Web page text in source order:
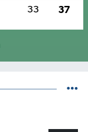
33 37